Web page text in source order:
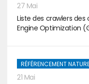
27 Mai
Liste des crawlers
Engine Optimization
RÉFÉRENCEMENT
21 Mai